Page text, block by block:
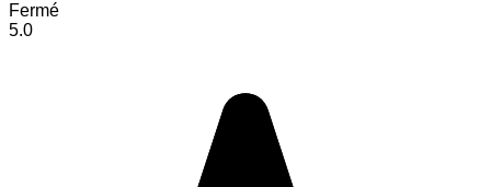
Fermé
5.0